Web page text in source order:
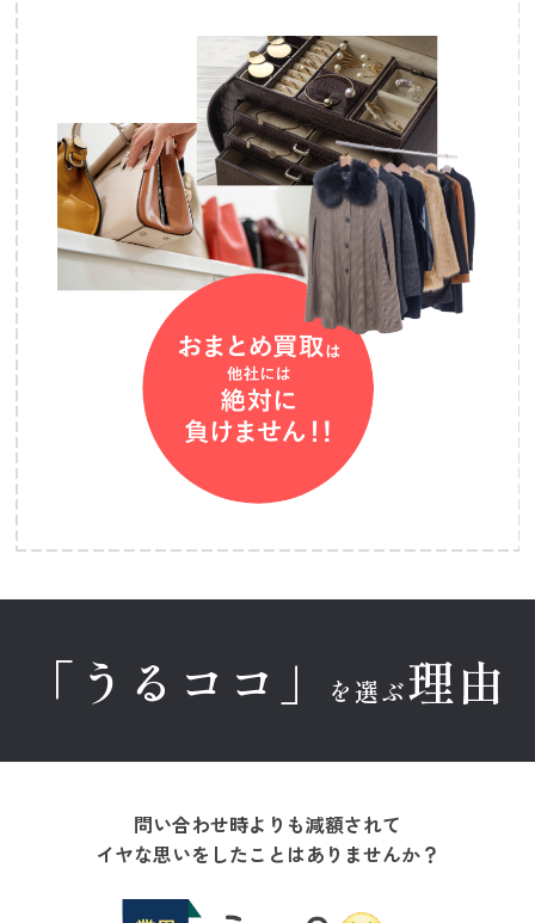
「うるココ」 を選ぶ理由
問い合わせ時よりも減額されて
イヤな思いをしたことはありませんか？